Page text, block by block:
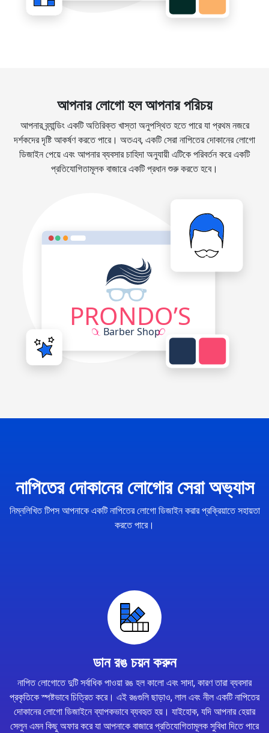
আপনার লোগো হল আপনার পরিচয়
আপনার ব্র্যান্ডিং একটি অতিরিক্ত খাস্তা অনুপস্থিত হতে পারে যা প্রথম নজরে
দর্শকদের দৃষ্টি আকর্ষণ করতে পারে। অতএব, একটি সেরা নাপিতের দোকানের লোগো
ডিজাইন পেয়ে এবং আপনার ব্যবসার চাহিদা অনুযায়ী এটিকে পরিবর্তন করে একটি
প্রতিযোগিতামূলক বাজারে একটি প্রধান শুরু করতে হবে।
নাপিতের দোকানের লোগোর সেরা অভ্যাস
নিম্নলিখিত টিপস আপনাকে একটি নাপিতের লোগো ডিজাইন করার প্রক্রিয়াতে সহায়তা
করতে পারে।
ডান রঙ চয়ন করুন
নাপিত লোগোতে দুটি সর্বাধিক পাওয়া রঙ হল কালো এবং সাদা, কারণ তারা ব্যবসার
প্রকৃতিকে স্পষ্টভাবে চিত্রিত করে। এই রঙগুলি ছাড়াও, লাল এবং নীল একটি নাপিতের
দোকানের লোগো ডিজাইনে ব্যাপকভাবে ব্যবহৃত হয়। যাইহোক, যদি আপনার হেয়ার
সেলুন এমন কিছু অফার করে যা আপনাকে বাজারে প্রতিযোগিতামূলক সুবিধা দিতে পারে